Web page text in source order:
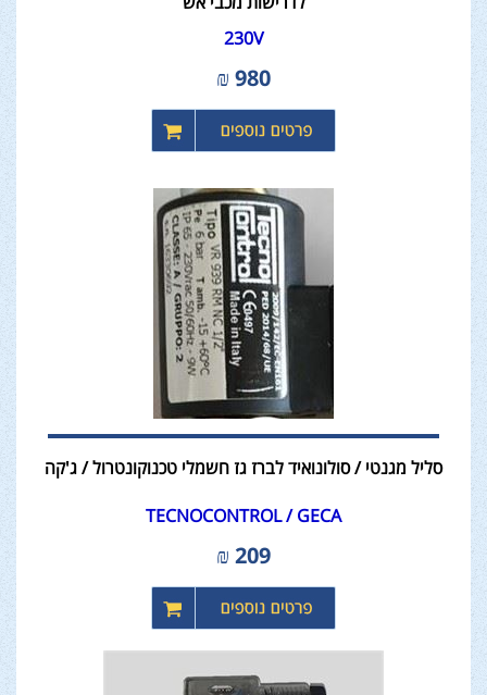
230V
980
₪
סליל מגנטי / סולונואיד לברז גז חשמלי טכנוקונטרול / ג'קה
TECNOCONTROL / GECA
209
₪